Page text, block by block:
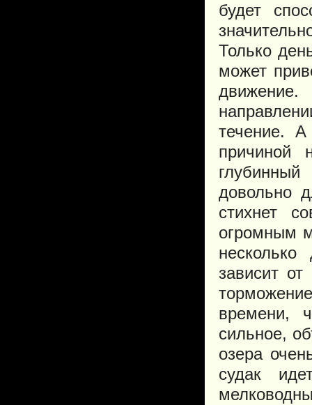
будет
Только
может
течение. А
причиной
довольно
стихнет
огромным
зависит
времени,
сильное,
озера
судак